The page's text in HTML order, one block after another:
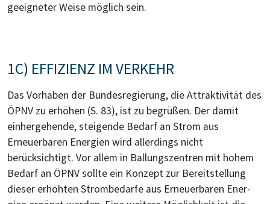
geeigneter Weise möglich sein.
1C) EFFIZIENZ IM VERKEHR
Das Vorhaben der Bundesregierung, die Attraktivität des
ÖPNV zu erhöhen (S. 83), ist zu begrüßen. Der damit
einhergehende, steigende Bedarf an Strom aus
Erneuerbaren Energien wird allerdings nicht
berücksichtigt. Vor allem in Ballungszentren mit hohem
Bedarf an ÖPNV sollte ein Konzept zur Bereitstellung
dieser erhöhten Strombedarfe aus Erneuerbaren Ener-